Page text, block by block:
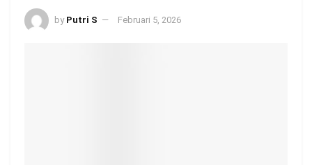
by Putri S Februari 5, 2026